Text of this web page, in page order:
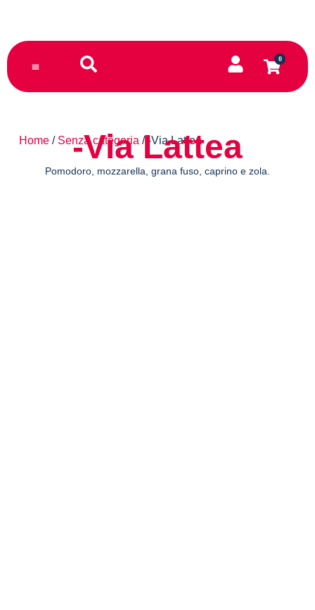
0
Home/ Senza categoria / -Via Lattea
-Via Lattea
Pomodoro, mozzarella, grana fuso, caprino e zola.